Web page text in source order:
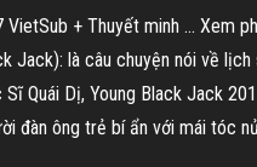
VietSub + Thuyết minh ... Xem
Jack): là câu chuyện nói về
Sĩ Quái Dị, Young Black Jack
đàn ông trẻ bí ẩn với mái tóc